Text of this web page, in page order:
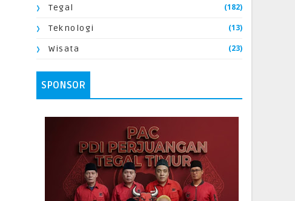
Tegal (182)
Teknologi (13)
Wisata (23)
SPONSOR